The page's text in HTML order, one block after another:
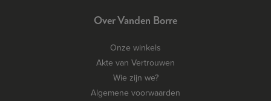
Over Vanden Borre
Onze winkels
Akte van Vertrouwen
Wie zijn we?
Algemene voorwaarden